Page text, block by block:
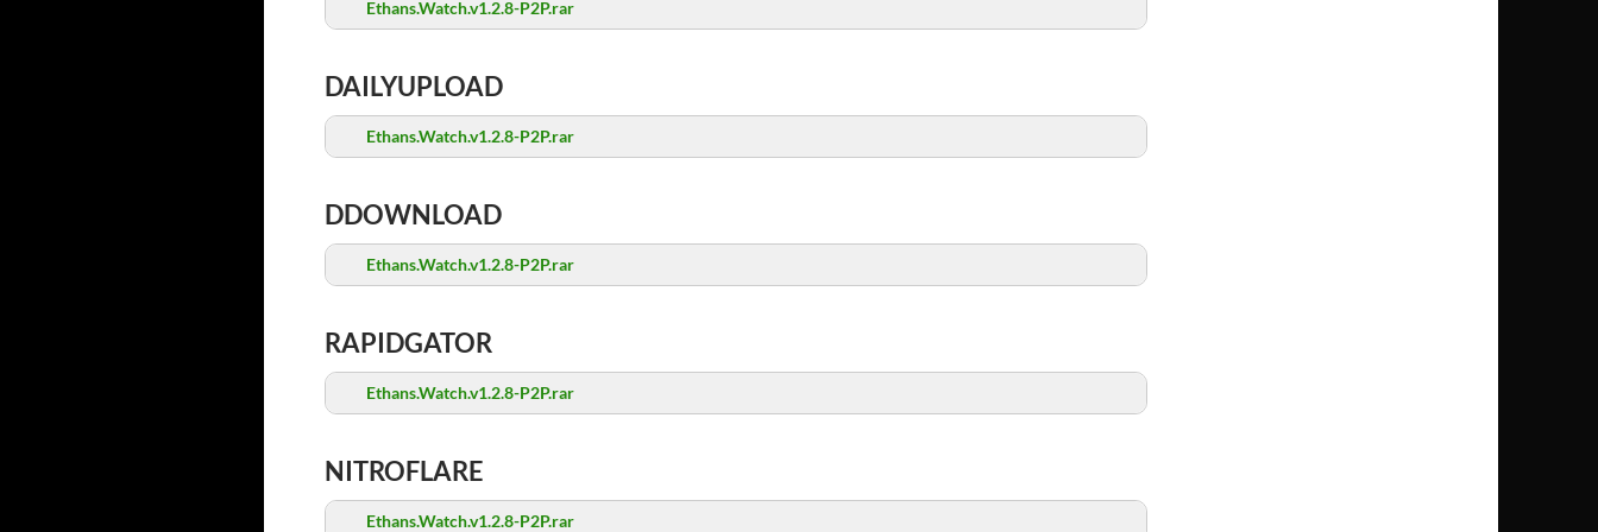
Ethans.Watch.v1.2.8-P2P.rar
DAILYUPLOAD
Ethans.Watch.v1.2.8-P2P.rar
DDOWNLOAD
Ethans.Watch.v1.2.8-P2P.rar
RAPIDGATOR
Ethans.Watch.v1.2.8-P2P.rar
NITROFLARE
Ethans.Watch.v1.2.8-P2P.rar